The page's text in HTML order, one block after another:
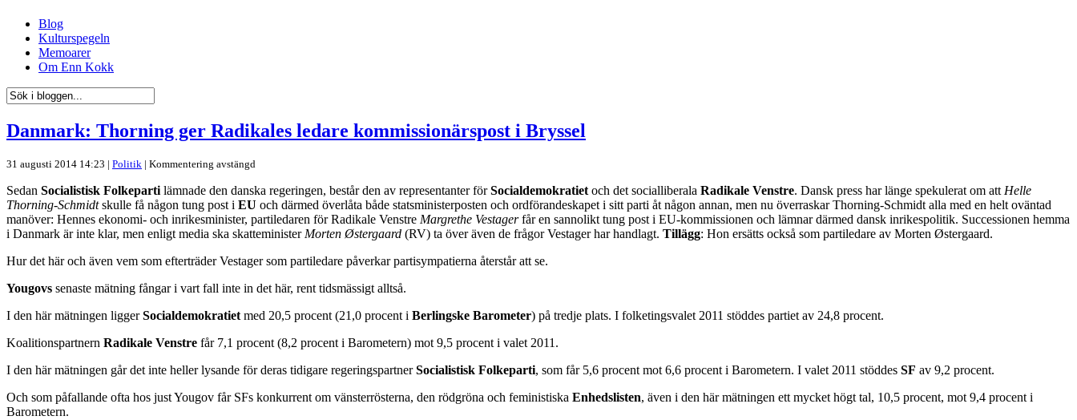
Blog
Kulturspegeln
Memoarer
Om Enn Kokk
Danmark: Thorning ger Radikales ledare kommissionärspost i Bryssel
31 augusti 2014 14:23 | Politik | Kommentering avstängd
Sedan Socialistisk Folkeparti lämnade den danska regeringen, består den av representanter förSocialdemokratiet och det socialliberala Radikale Venstre. Dansk press har länge spekulerat om att Helle
Thorning-Schmidtskulle få någon tung post i EU och därmed överlåta både statsministerposten och ordförandeskapet i sitt parti åt någon annan, men nu överraskar Thorning-Schmidt alla med en helt oväntad
manöver: Hennes ekonomi- och inrikesminister, partiledaren för Radikale Venstre Margrethe Vestagerfår en sannolikt tung post i EU-kommissionen och lämnar därmed dansk inrikespolitik. Successionen hemma
i Danmark är inte klar, men enligt media ska skatteminister Morten Østergaard (RV) ta över även de frågor Vestager har handlagt. Tillägg: Hon ersätts också som partiledare av Morten Østergaard.
Hur det här och även vem som efterträder Vestager som partiledare påverkar partisympatierna återstår att se.
Yougovs senaste mätning fångar i vart fall inte in det här, rent tidsmässigt alltså.
I den här mätningen liggerSocialdemokratiet med 20,5 procent (21,0 procent i Berlingske Barometer) på tredje plats. I folketingsvalet 2011 stöddes partiet av 24,8 procent.
Koalitionspartnern Radikale Venstre får 7,1 procent (8,2 procent i Barometern) mot 9,5 procent i valet 2011.
I den här mätningen går det inte heller lysande för deras tidigare regeringspartnerSocialistisk Folkeparti, som får 5,6 procent mot 6,6 procent i Barometern. I valet 2011 stöddes SF av 9,2 procent.
Och som påfallande ofta hos just Yougov får SFs konkurrent om vänsterrösterna, den rödgröna och feministiska Enhedslisten, även i den här mätningen ett mycket högt tal, 10,5 procent, mot 9,4 procent i
Barometern.